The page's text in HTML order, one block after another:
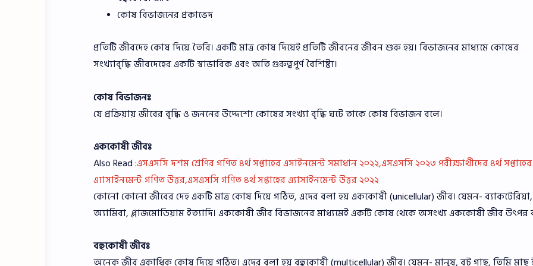
কোষ বিভাজনের প্রকাভেদ
প্রতিটি জীবদেহ কোষ দিয়ে তৈরি। একটি মাত্র কোষ দিয়েই প্রতিটি জীবনের জীবন শুরু হয়। বিভাজনের মাধ্যমে কোষের
সংখ্যাবৃদ্ধি জীবদেহের একটি স্বাভাবিক এবং অতি গুরুত্বপূর্ণ বৈশিষ্ট্য।
কোষ বিভাজনঃ
যে প্রক্রিয়ায় জীবের বৃদ্ধি ও জননের উদ্দেশ্যে কোষের সংখ্যা বৃদ্ধি ঘটে তাকে কোষ বিভাজন বলে।
এককোষী জীবঃ
Also Read :এসএসসি দশম শ্রেণির গণিত ৪র্থ সপ্তাহের এসাইনমেন্ট সমাধান ২০২২,এসএসসি ২০২৩ পরীক্ষার্থীদের ৪র্থ সপ্তাহের
এ্যাসাইনমেন্ট গণিত উত্তর,এসএসসি গণিত ৪র্থ সপ্তাহের এ্যাসাইনমেন্ট উত্তর ২০২২
কোনো কোনো জীবের দেহ একটি মাত্র কোষ দিয়ে গঠিত, এদের বলা হয় এককোষী (unicellular) জীব। যেমন- ব্যাকটেরিয়া,
অ্যামিবা, প্লাজমোডিয়াম ইত্যাদি। এককোষী জীব বিভাজনের মাধ্যমেই একটি কোষ থেকে অসংখ্য এককোষী জীব উৎপন্ন
বহুকোষী জীবঃ
অনেক জীব একাধিক কোষ দিয়ে গঠিত। এদের বলা হয় বহুকোষী (multicellular) জীব। যেমন- মানুষ, বট গাছ, তিমি মাছ